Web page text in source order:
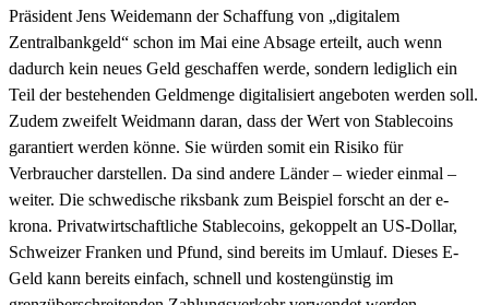
Präsident Jens Weidemann der Schaffung von „digitalem
Zentralbankgeld“ schon im Mai eine Absage erteilt, auch wenn
dadurch kein neues Geld geschaffen werde, sondern lediglich ein
Teil der bestehenden Geldmenge digitalisiert angeboten werden soll.
Zudem zweifelt Weidmann daran, dass der Wert von Stablecoins
garantiert werden könne. Sie würden somit ein Risiko für
Verbraucher darstellen. Da sind andere Länder – wieder einmal –
weiter. Die schwedische riksbank zum Beispiel forscht an der e-
krona. Privatwirtschaftliche Stablecoins, gekoppelt an US-Dollar,
Schweizer Franken und Pfund, sind bereits im Umlauf. Dieses E-
Geld kann bereits einfach, schnell und kostengünstig im